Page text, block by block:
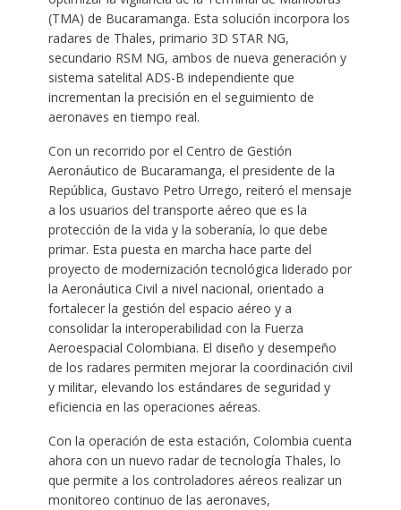
(TMA) de Bucaramanga. Esta solución incorpora los
radares de Thales, primario 3D STAR NG,
secundario RSM NG, ambos de nueva generación y
sistema satelital ADS-B independiente que
incrementan la precisión en el seguimiento de
aeronaves en tiempo real.
Con un recorrido por el Centro de Gestión
Aeronáutico de Bucaramanga, el presidente de la
República, Gustavo Petro Urrego, reiteró el mensaje
a los usuarios del transporte aéreo que es la
protección de la vida y la soberanía, lo que debe
primar. Esta puesta en marcha hace parte del
proyecto de modernización tecnológica liderado por
la Aeronáutica Civil a nivel nacional, orientado a
fortalecer la gestión del espacio aéreo y a
consolidar la interoperabilidad con la Fuerza
Aeroespacial Colombiana. El diseño y desempeño
de los radares permiten mejorar la coordinación civil
y militar, elevando los estándares de seguridad y
eficiencia en las operaciones aéreas.
Con la operación de esta estación, Colombia cuenta
ahora con un nuevo radar de tecnología Thales, lo
que permite a los controladores aéreos realizar un
monitoreo continuo de las aeronaves,